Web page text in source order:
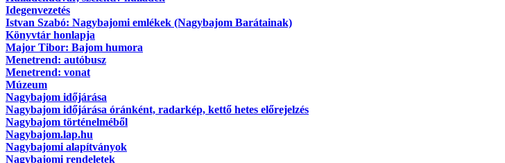
Idegenvezetés
Istvan Szabó: Nagybajomi emlékek (Nagybajom Barátainak)
Könyvtár honlapja
Major Tibor: Bajom humora
Menetrend: autóbusz
Menetrend: vonat
Múzeum
Nagybajom időjárása
Nagybajom időjárása óránként, radarkép, kettő hetes előrejelzés
Nagybajom történelméből
Nagybajom.lap.hu
Nagybajomi alapítványok
Nagybajomi rendeletek